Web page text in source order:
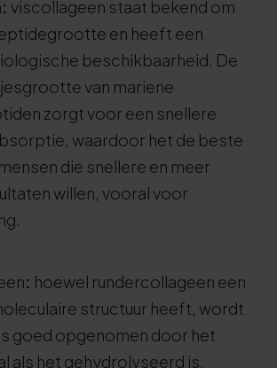
viscollageen staat bekend om
en heeft een
beschikbaarheid. De
van mariene
zorgt voor een snellere
waardoor het de beste
die snellere en meer
willen, vooral voor
: hoewel rundercollageen een
structuur heeft, wordt
goed opgenomen door het
als het gehydrolyseerd is.